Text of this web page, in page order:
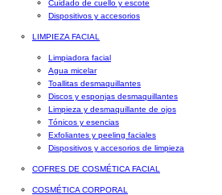
Cuidado de cuello y escote
Dispositivos y accesorios
LIMPIEZA FACIAL
Limpiadora facial
Agua micelar
Toallitas desmaquillantes
Discos y esponjas desmaquillantes
Limpieza y desmaquillante de ojos
Tónicos y esencias
Exfoliantes y peeling faciales
Dispositivos y accesorios de limpieza
COFRES DE COSMÉTICA FACIAL
COSMÉTICA CORPORAL